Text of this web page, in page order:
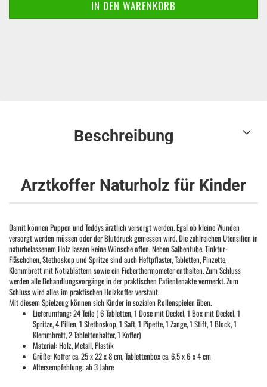
Beschreibung
Arztkoffer Naturholz für Kinder
Damit können Puppen und Teddys ärztlich versorgt werden. Egal ob kleine Wunden
versorgt werden müssen oder der Blutdruck gemessen wird. Die zahlreichen Utensilien in
naturbelassenem Holz lassen keine Wünsche offen. Neben Salbentube, Tinktur-
Fläschchen, Stethoskop und Spritze sind auch Heftpflaster, Tabletten, Pinzette,
Klemmbrett mit Notizblättern sowie ein Fieberthermometer enthalten. Zum Schluss
werden alle Behandlungsvorgänge in der praktischen Patientenakte vermerkt. Zum
Schluss wird alles im praktischen Holzkoffer verstaut.
Mit diesem Spielzeug können sich Kinder in sozialen Rollenspielen üben.
Lieferumfang: 24 Teile ( 6 Tabletten, 1 Dose mit Deckel, 1 Box mit Deckel, 1
Spritze, 4 Pillen, 1 Stethoskop, 1 Saft, 1 Pipette, 1 Zange, 1 Stift, 1 Block, 1
Klemmbrett, 2 Tablettenhalter, 1 Koffer)
Material: Holz, Metall, Plastik
Größe: Koffer ca. 25 x 22 x 8 cm, Tablettenbox ca. 6,5 x 6 x 4 cm
Altersempfehlung: ab 3 Jahre